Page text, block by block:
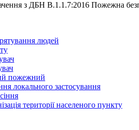
з ДБН В.1.1.7:2016 Пожежна
рятування людей
пожежний
локального застосування
території населеного пункту